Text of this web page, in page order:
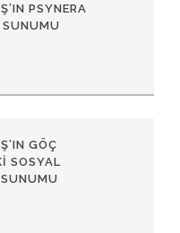
PSYNERA
GÖÇ
SOSYAL